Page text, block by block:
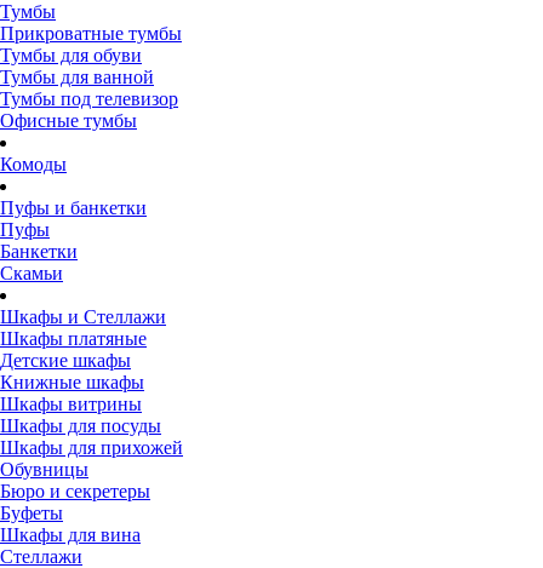
Тумбы
Прикроватные тумбы
Тумбы для обуви
Тумбы для ванной
Тумбы под телевизор
Офисные тумбы
Комоды
Пуфы и банкетки
Пуфы
Банкетки
Скамьи
Шкафы и Стеллажи
Шкафы платяные
Детские шкафы
Книжные шкафы
Шкафы витрины
Шкафы для посуды
Шкафы для прихожей
Обувницы
Бюро и секретеры
Буфеты
Шкафы для вина
Стеллажи